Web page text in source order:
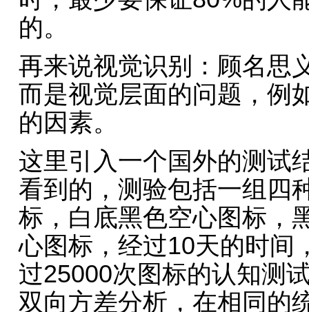
的。
再来说视觉识别：顾名思
而是视觉层面的问题，例
的因素。
这里引入一个国外的测试
看到的，测验包括一组四
标，白底黑色空心图标，
心图标，经过10天的时间
过25000次图标的认知测
双向方差分析，在相同的